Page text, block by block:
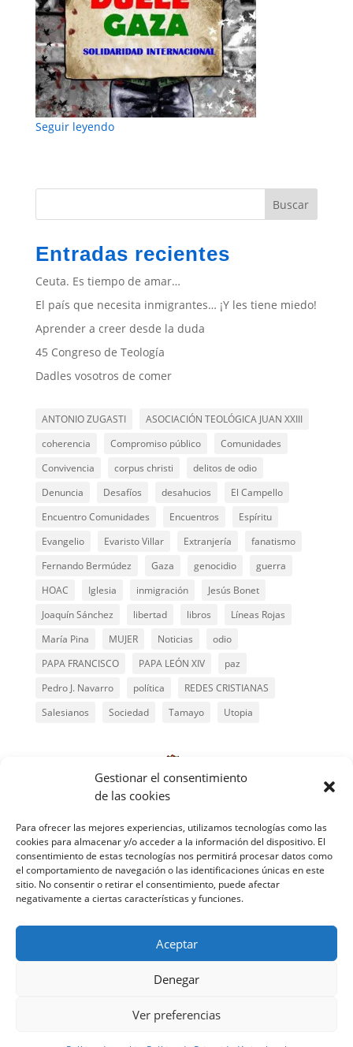
Gestionar el consentimiento
de las cookies
Para ofrecer las mejores experiencias, utilizamos tecnologías como las
cookies para almacenar y/o acceder a la información del dispositivo. El
consentimiento de estas tecnologías nos permitirá procesar datos como
el comportamiento de navegación o las identificaciones únicas en este
sitio. No consentir o retirar el consentimiento, puede afectar
negativamente a ciertas características y funciones.
Aceptar
Denegar
Ver preferencias
Seguir leyendo
Buscar
Entradas recientes
Ceuta. Es tiempo de amar…
El país que necesita inmigrantes… ¡Y les tiene miedo!
Aprender a creer desde la duda
45 Congreso de Teología
Dadles vosotros de comer
ANTONIO ZUGASTI
ASOCIACIÓN TEOLÓGICA JUAN XXIII
coherencia
Compromiso público
Comunidades
Convivencia
corpus christi
delitos de odio
Denuncia
Desafíos desahucios
El Campello
Encuentro Comunidades
Encuentros
Espíritu
Evangelio
Evaristo Villar Extranjería
fanatismo
Fernando Bermúdez
Gaza genocidio
guerra
HOAC
Iglesia inmigración
Jesús Bonet
Joaquín Sánchez
libertad libros
Líneas Rojas
María Pina
MUJER Noticias
odio
PAPA FRANCISCO
PAPA LEÓN XIV
paz
Pedro J. Navarro
política
REDES CRISTIANAS
Salesianos
Sociedad Tamayo Utopia
Copyright 2026 comunidadescristianasdebase-
murcia.es | Todos los derechos reservados –